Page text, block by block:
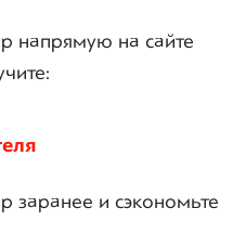
напрямую на сайте
и сэкономьте